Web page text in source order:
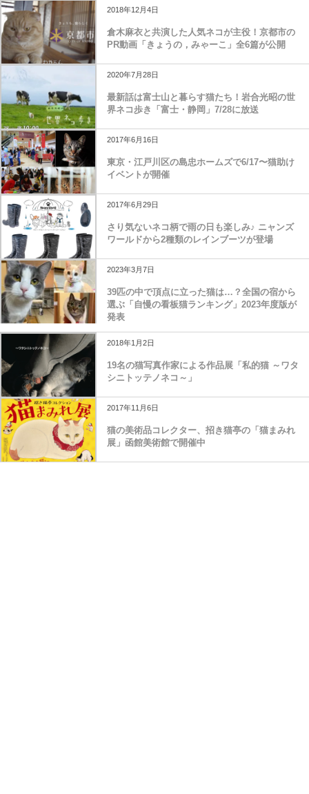
2018年12月4日
倉木麻衣と共演した人気ネコが主役！京都市の
PR動画「きょうの，みゃーこ」全6篇が公開
2020年7月28日
最新話は富士山と暮らす猫たち！岩合光昭の世
界ネコ歩き「富士・静岡」7/28に放送
2017年6月16日
東京・江戸川区の島忠ホームズで6/17〜猫助け
イベントが開催
2017年6月29日
さり気ないネコ柄で雨の日も楽しみ♪ ニャンズ
ワールドから2種類のレインブーツが登場
2023年3月7日
39匹の中で頂点に立った猫は…？全国の宿から
選ぶ「自慢の看板猫ランキング」2023年度版が
発表
2018年1月2日
19名の猫写真作家による作品展「私的猫 ～ワタ
シニトッテノネコ～」
2017年11月6日
猫の美術品コレクター、招き猫亭の「猫まみれ
展」函館美術館で開催中